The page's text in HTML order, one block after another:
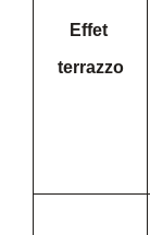
Effet
terrazzo